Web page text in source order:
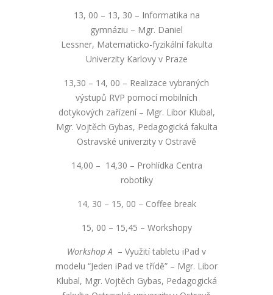
13, 00 – 13, 30 – Informatika na
gymnáziu – Mgr. Daniel
Lessner, Matematicko-fyzikální fakulta
Univerzity Karlovy v Praze
13,30 – 14, 00 – Realizace vybraných
výstupů RVP pomocí mobilních
dotykových zařízení – Mgr. Libor Klubal,
Mgr. Vojtěch Gybas, Pedagogická fakulta
Ostravské univerzity v Ostravě
14,00 – 14,30 – Prohlídka Centra
robotiky
14, 30 – 15, 00 – Coffee break
15, 00 – 15,45 – Workshopy
Workshop A – Využití tabletu iPad v
modelu “Jeden iPad ve třídě” – Mgr. Libor
Klubal, Mgr. Vojtěch Gybas, Pedagogická